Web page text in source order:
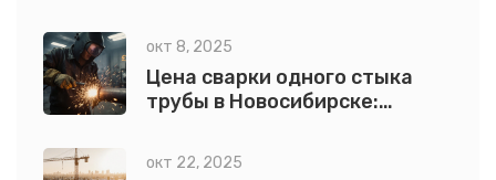
выбору
окт 8, 2025
Цена сварки одного стыка
трубы в Новосибирске:
окт 22, 2025